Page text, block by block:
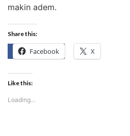
makin adem.
Share this:
Facebook X
Like this:
Loading...